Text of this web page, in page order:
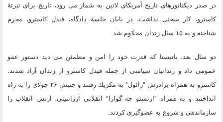
در صدر دیکتاتورهای تاریخ آمریکای لاتین به شمار می رود، تاریخ برای تبرئۀ
کاسترو، کار سختی نداشت. در پایان جلسۀ دادگاه، فیدل کاسترو، مجرم
شناخته و به ۱۵ سال زندان محكوم شد.
دو سال بعد، باتیستا كه قدرت خود را امن و مطمئن می دید دستور عفو
عمومی داد و زندانیان سیاسی از جمله فیدل كاسترو از زندان آزاد شدند.
كاسترو به همراه برادرش "رائول" به مكزیك رفتند و جنبش ۲۶ جولای را به راه
انداختند و به همراه "ارنستو چه گوارا" انقلابی آرژانتینی، ارتش انقلاب را
سازماندهی و شروع به عضوگیری كردند.